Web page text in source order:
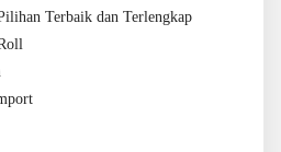
Terbaik dan Terlengkap